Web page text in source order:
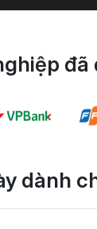
dành